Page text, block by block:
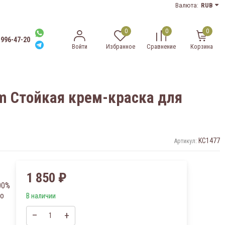
Валюта: RUB
47-20
Войти
0
Избранное
0
Сравнение
0
Корзина
Стойкая крем-краска для
Артикул: KC1477
1 850 ₽
В наличии
– +